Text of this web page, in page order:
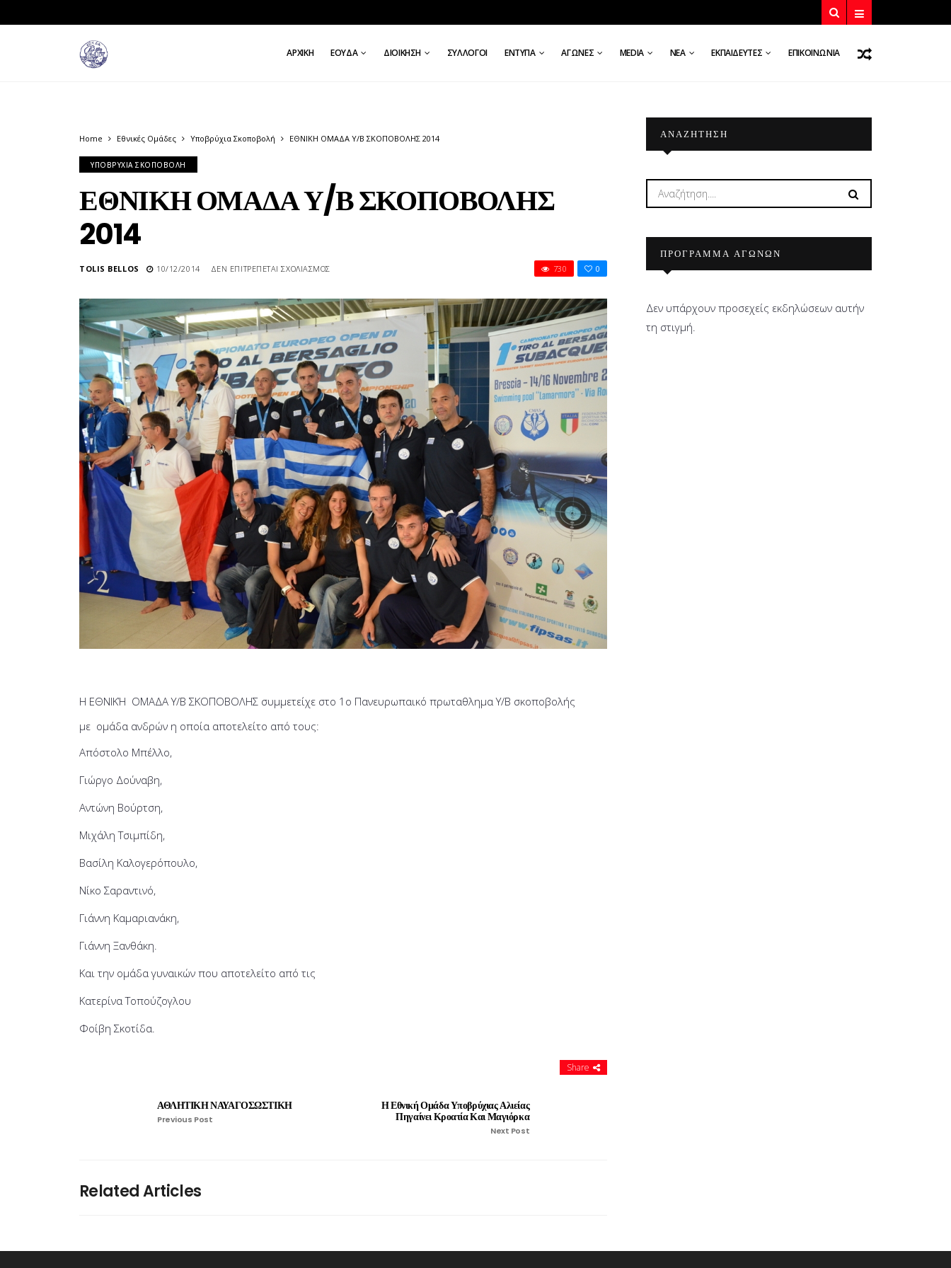
ΑΡΧΙΚΉ ΕΟΥΔΑ ΔΙΟΊΚΗΣΗ ΣΎΛΛΟΓΟΙ ΈΝΤΥΠΑ ΑΓΏΝΕΣ ΜEDIA ΝΈΑ ΕΚΠΑΙΔΕΥΤΈΣ ΕΠΙΚΟΙΝΩΝΊΑ
Home Εθνικές Ομάδες Υποβρύχια Σκοποβολή ΕΘΝΙΚΗ ΟΜΑΔΑ Υ/Β ΣΚΟΠΟΒΟΛΗΣ 2014
ΥΠΟΒΡΎΧΙΑ ΣΚΟΠΟΒΟΛΉ
ΕΘΝΙΚΗ ΟΜΑΔΑ Υ/Β ΣΚΟΠΟΒΟΛΗΣ
2014
TOLIS BELLOS 10/12/2014 ΔΕΝ ΕΠΙΤΡΈΠΕΤΑΙ ΣΧΟΛΙΑΣΜΌΣ
Υ/
Β
ΣΚΟΠΟΒΟΛΗΣ
2014
0
730
Η ΕΘΝΙΚΉ ΟΜΑΔΑ Υ/Β ΣΚΟΠΟΒΟΛΗΣ συμμετείχε στο 1ο Πανευρωπαικό πρωταθλημα Υ/Β σκοποβολής
με ομάδα ανδρών η οποία αποτελείτο από τους:
Απόστολο Μπέλλο,
Γιώργο Δούναβη,
Αντώνη Βούρτση,
Μιχάλη Τσιμπίδη,
Βασίλη Καλογερόπουλο,
Νίκο Σαραντινό,
Γιάννη Καμαριανάκη,
Γιάννη Ξανθάκη.
Και την ομάδα γυναικών που αποτελείτο από τις
Κατερίνα Τοπούζογλου
Φοίβη Σκοτίδα.
Share
ΑΘΛΗΤΙΚΗ ΝΑΥΑΓΟΣΩΣΤΙΚΗ
Previous Post
Η Εθνική Ομάδα Υποβρύχιας Αλιείας
Πηγαίνει Κροατία Και Μαγιόρκα
Next Post
Related Articles
ΑΝΑΖΉΤΗΣΗ
ΠΡΟΓΡΑΜΜΑ ΑΓΩΝΩΝ
Δεν υπάρχουν προσεχείς εκδηλώσεων αυτήν
τη στιγμή.